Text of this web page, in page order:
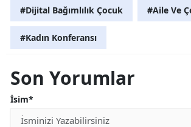
#Dijital Bağımlılık Çocuk #Aile Ve
#Kadın Konferansı
Son Yorumlar
İsim*